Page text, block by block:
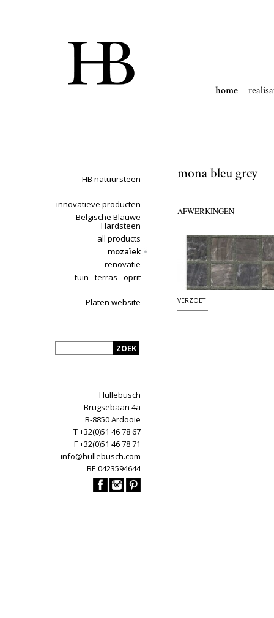
home
HB natuursteen
innovatieve producten
Belgische Blauwe
Hardsteen
all products
mozaïek
renovatie
tuin - terras - oprit
Platen website
Hullebusch
Brugsebaan 4a
B-8850 Ardooie
T +32(0)51 46 78 67
F +32(0)51 46 78 71
info@hullebusch.com
BE 0423594644
mona bleu grey
AFWERKINGEN
VERZOET